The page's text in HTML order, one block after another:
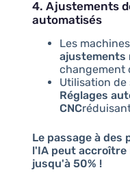
4. Ajustements
automatisés
Les
ajustements
changement
Utilisation de
Réglages
CNC
Le passage à des
l'IA peut accroître
jusqu'à 50% !